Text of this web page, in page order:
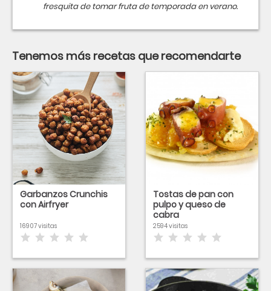
fresquita de tomar fruta de temporada en verano.
Tenemos más recetas que recomendarte
Garbanzos Crunchis
con Airfryer
16907 visitas
Tostas de pan con
pulpo y queso de
cabra
2594 visitas